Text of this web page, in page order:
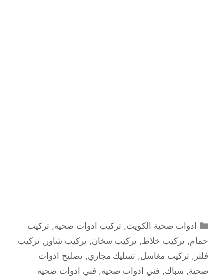
التصنيفات
ادوات صحية الكويت,تركيب ادوات صحية,تركيب
حمام, تركيب خلاط, تركيب سخان, تركيب شاور , تركيب
فلتر , تركيب مغاسل, تسليك مجاري, تصليح ادوات
صحية, سباك, فني ادوات صحية, فني ادوات صحية